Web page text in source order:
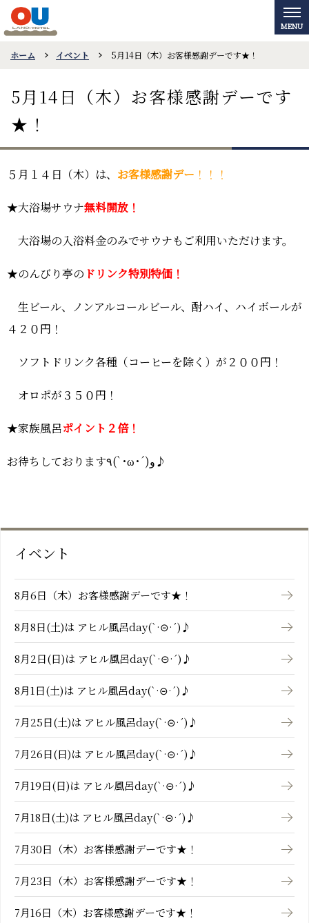
おーゆ・ランド
call0859-31-2666
0859-31-3333
ホーム イベント 5月14日（木）お客様感謝デーです★！
5月14日（木）お客様感謝デーです
★！
５月１４日（木）は、 お客様感謝デー ！！！
★大浴場サウナ無料開放 ！
大浴場の入浴料金のみでサウナもご利用いただけます。
★のんびり亭の ドリンク特別特価！
生ビール、ノンアルコールビール、酎ハイ、ハイボールが
４２ ０円！
ソフトドリンク各種（コーヒーを除く）が２００円！
オロポが３５０円！
★家族風呂ポイント２倍！
お待ちしております ٩(`･ω･´)و♪
イベント
8月6日（木）お客様感謝デーです★！
8月8日(土)は アヒル風呂day(`·⊝·´)♪
8月2日(日)は アヒル風呂day(`·⊝·´)♪
8月1日(土)は アヒル風呂day(`·⊝·´)♪
7月25日(土)は アヒル風呂day(`·⊝·´)♪
7月26日(日)は アヒル風呂day(`·⊝·´)♪
7月19日(日)は アヒル風呂day(`·⊝·´)♪
7月18日(土)は アヒル風呂day(`·⊝·´)♪
7月30日（木）お客様感謝デーです★！
7月23日（木）お客様感謝デーです★！
7月16日（木）お客様感謝デーです★！